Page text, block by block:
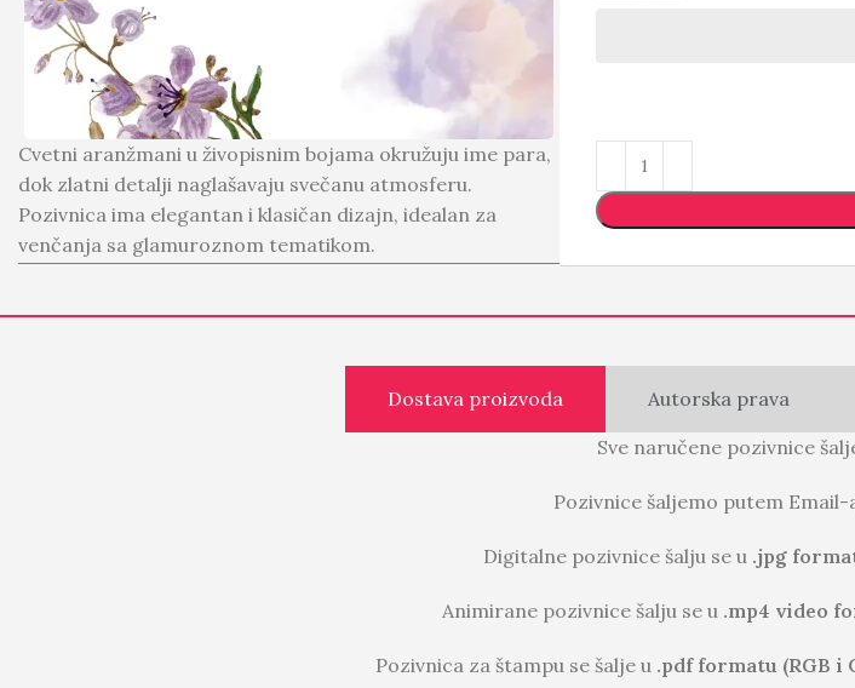
Cvetni aranžmani u živopisnim bojama okružuju ime para,
dok zlatni detalji naglašavaju svečanu atmosferu.
Pozivnica ima elegantan i klasičan dizajn, idealan za
venčanja sa glamuroznom tematikom.
Dostava proizvoda Autorska prava
Sve naručene pozivnice
Pozivnice šaljemo putem
Digitalne pozivnice šalju se u .jpg
Animirane pozivnice šalju se u .mp4 video
Pozivnica za štampu se šalje u .pdf formatu (RGB i